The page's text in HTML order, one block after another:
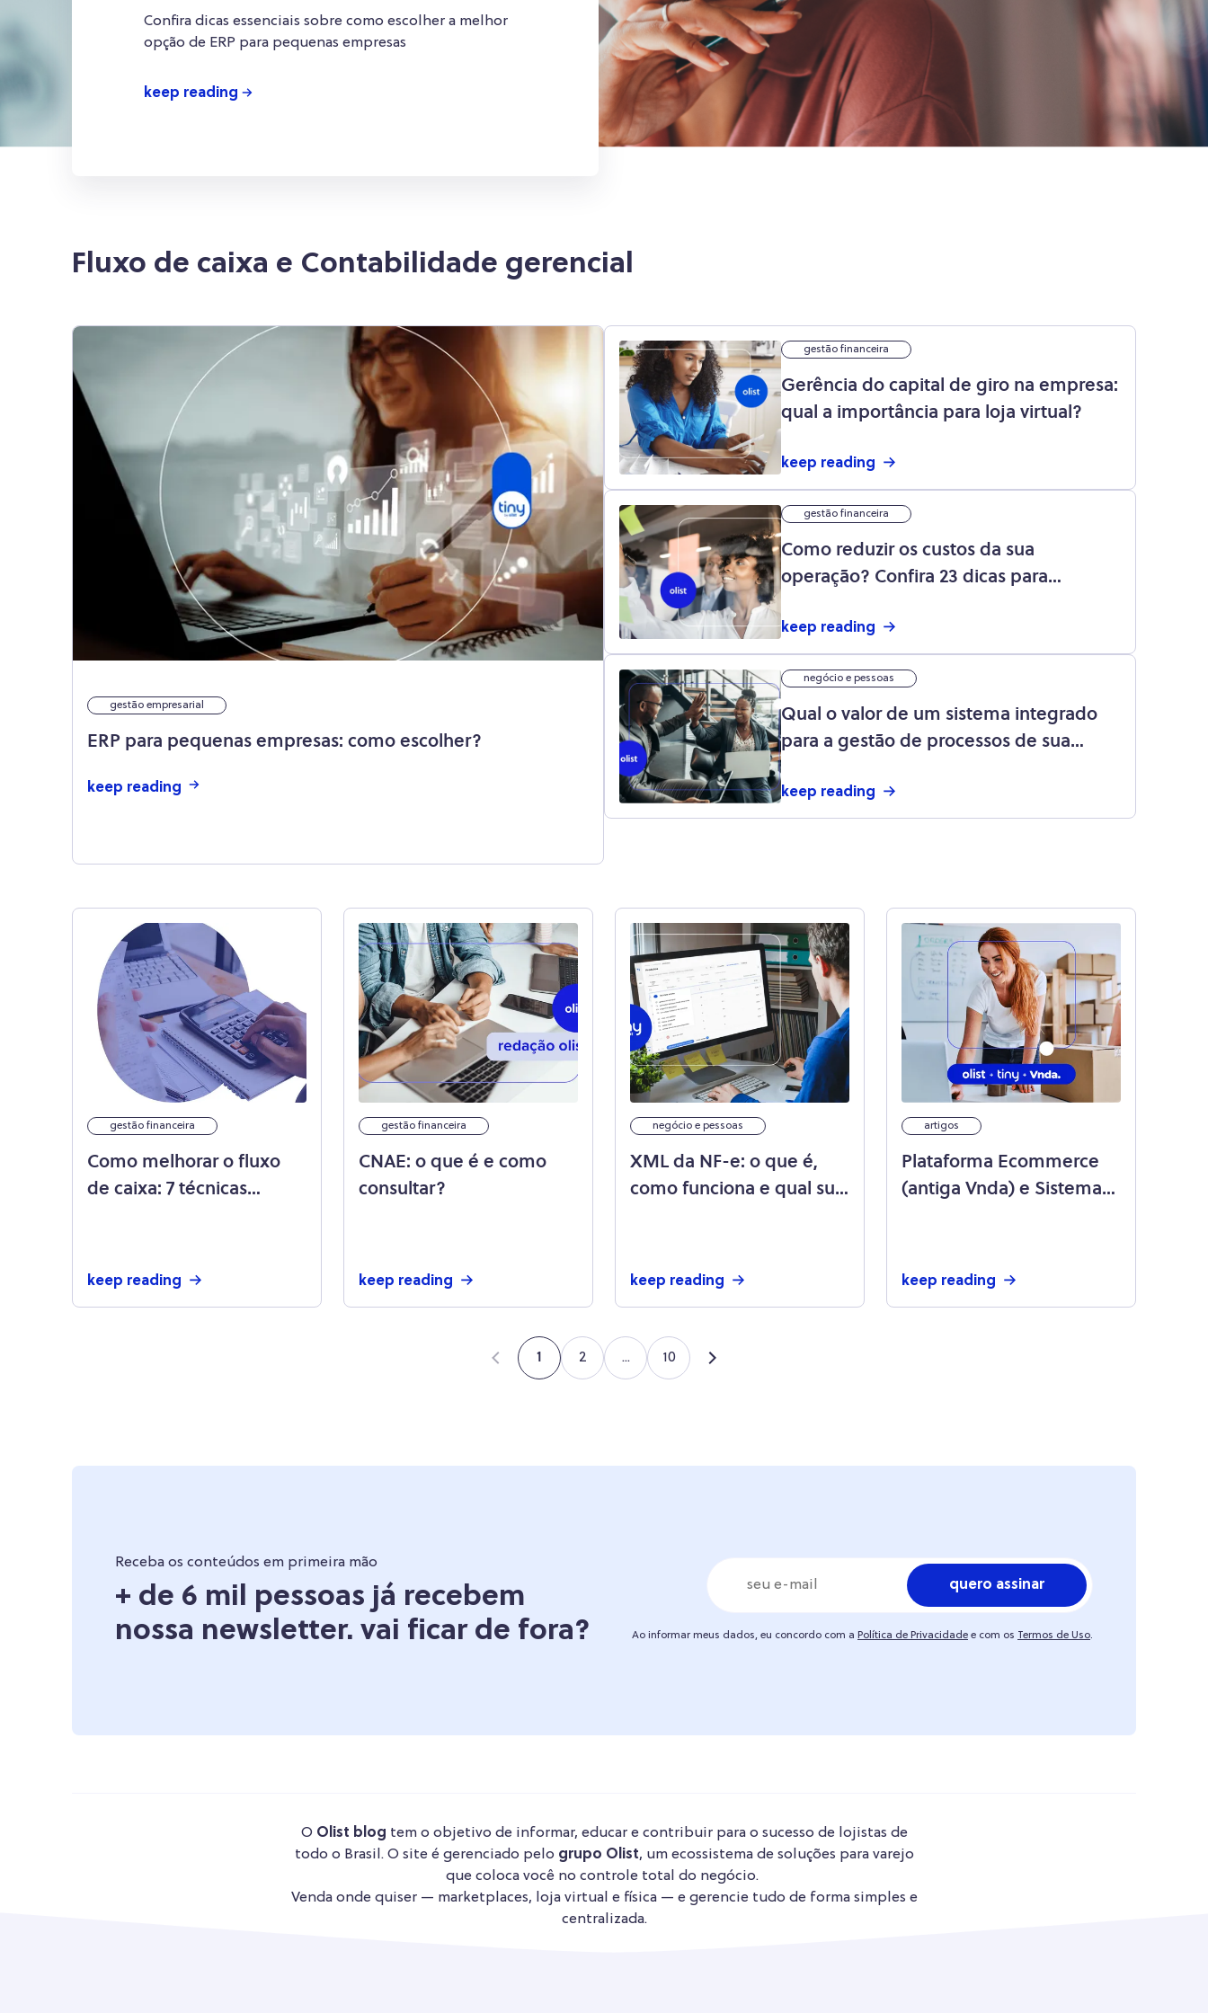
Confira dicas essenciais sobre como escolher a melhor
opção de ERP para pequenas empresas
keep reading
Fluxo de caixa e Contabilidade gerencial
gestão empresarial
ERP para pequenas empresas: como escolher?
keep reading
gestão financeira
Gerência do capital de giro na empresa:
qual a importância para loja virtual?
keep reading
gestão financeira
Como reduzir os custos da sua
operação? Confira 23 dicas para
keep reading
negócio e pessoas
Qual o valor de um sistema integrado
para a gestão de processos de sua
keep reading
gestão financeira
Como melhorar o fluxo
de caixa: 7 técnicas
keep reading
gestão financeira
CNAE: o que é e como
consultar?
keep reading
negócio e pessoas
XML da NF-e: o que é,
como funciona e qual sua
keep reading
artigos
Plataforma Ecommerce
(antiga Vnda) e Sistema
para o seu e-commerce
keep reading
1 2 ... 10
Receba os conteúdos em primeira mão
+ de 6 mil pessoas já recebem
nossa newsletter. vai ficar de fora?
quero assinar
Ao informar meus dados, eu concordo com a Política de Privacidade e com os Termos de Uso.
O Olist blog tem o objetivo de informar, educar e contribuir para o sucesso de lojistas de
todo o Brasil. O site é gerenciado pelo grupo Olist, um ecossistema de soluções para varejo
que coloca você no controle total do negócio.
Venda onde quiser — marketplaces, loja virtual e física — e gerencie tudo de forma simples e
centralizada.